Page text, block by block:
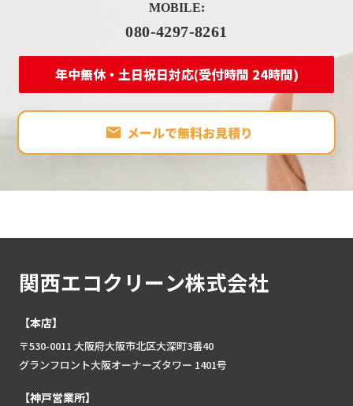
MOBILE:
080-4297-8261
年中無休・土日祝日対応(受付時間 24時間)
メールで無料お見積り
関西エコクリーン株式会社
【本店】
〒530-0011 大阪府大阪市北区大深町3番40
グランフロント大阪オーナーズタワー 1401号
【神戸営業所】